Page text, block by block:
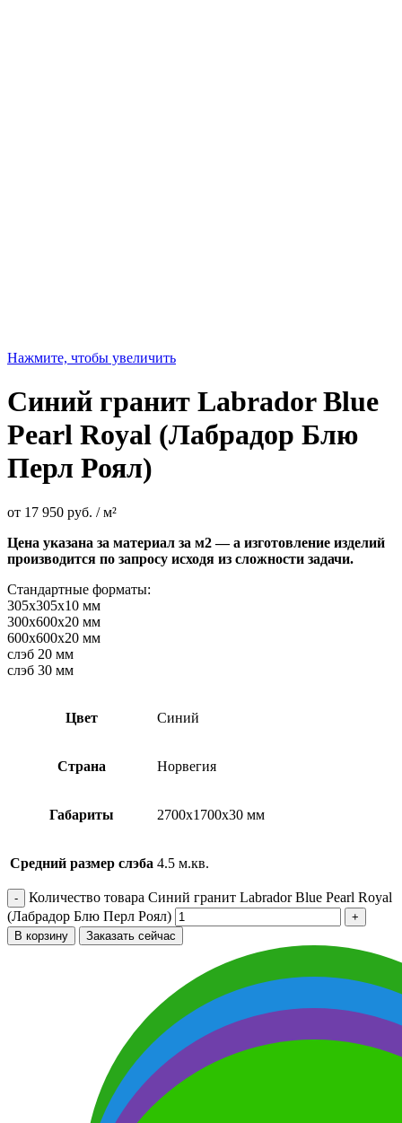
Нажмите, чтобы увеличить
Синий гранит Labrador Blue
Pearl Royal (Лабрадор Блю
Перл Роял)
от 17 950 руб. / м²
Цена указана за материал за м2 — а изготовление изделий
производится по запросу исходя из сложности задачи.
Стандартные форматы:
305х305х10 мм
300х600х20 мм
600х600х20 мм
слэб 20 мм
слэб 30 мм
Цвет Синий
Страна Норвегия
Габариты 2700х1700х30 мм
Средний размер слэба 4.5 м.кв.
Количество товара Синий гранит Labrador Blue Pearl Royal
(Лабрадор Блю Перл Роял)
В корзину Заказать сейчас